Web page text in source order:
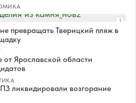
превращать Тверицкий пляж в
от Ярославской области
ликвидировали возгорание